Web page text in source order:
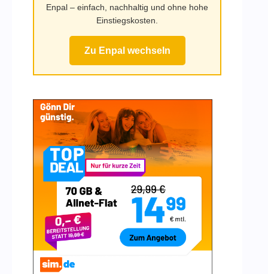
Enpal – einfach, nachhaltig und ohne hohe
Einstiegskosten.
Zu Enpal wechseln